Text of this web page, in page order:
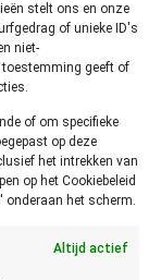
stelt ons en onze
of unieke ID's
niet-
toestemming geeft of
of om specifieke
op deze
het intrekken van
op het Cookiebeleid
onderaan het scherm.
Altijd actief